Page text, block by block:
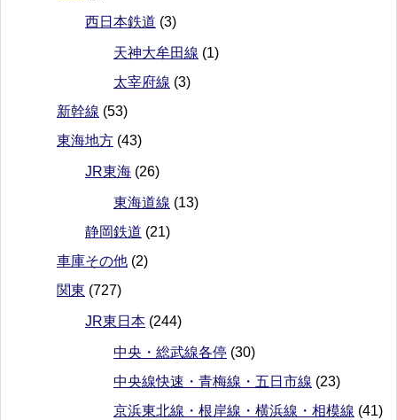
西日本鉄道 (3)
天神大牟田線 (1)
太宰府線 (3)
新幹線 (53)
東海地方 (43)
JR東海 (26)
東海道線 (13)
静岡鉄道 (21)
車庫その他 (2)
関東 (727)
JR東日本 (244)
中央・総武線各停 (30)
中央線快速・青梅線・五日市線 (23)
京浜東北線・根岸線・横浜線・相模線 (41)